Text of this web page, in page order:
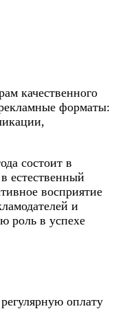
качественного
форматы:
состоит в
естественный
восприятие
и
роль в успехе
оплату